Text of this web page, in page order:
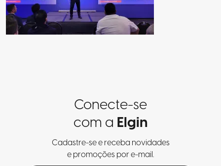
Conecte-se
com a Elgin
Cadastre-se e receba novidades
e promoções por e-mail.